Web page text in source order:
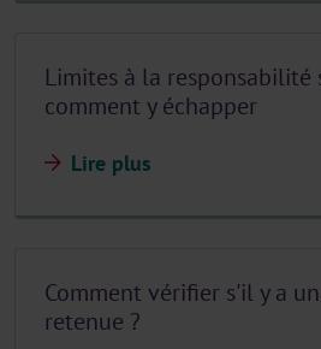
Limites à la responsabilité
comment y échapper
Lire plus
Comment vérifier s'il y a
retenue ?